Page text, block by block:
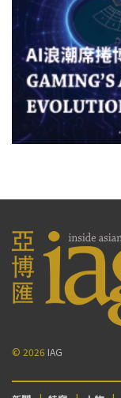
© 2026 IAG